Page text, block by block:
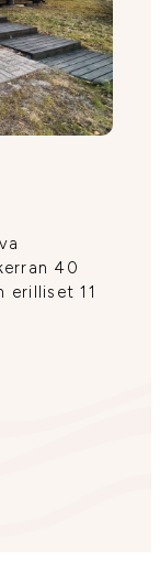
40
erilliset 11